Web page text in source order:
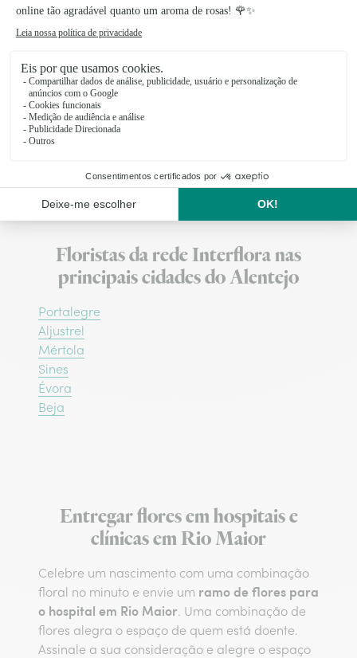
árvores e terras de cultivo são consideradas
uma maravilha da natureza, pois o mar fica a
aldeia de ruas de pedra e casas de madeira,
junto à qual se destacam uns curiosos tanques
de formas e dimensões irregulares, que a partir
da primavera se enchem de água salgada
dando origem às pirâmides de sal branco.
Floristas da rede Interflora nas
principais cidades do Alentejo
Portalegre
Aljustrel
Mértola
Sines
Évora
Beja
Entregar flores em hospitais e
clínicas em Rio Maior
Celebre um nascimento com uma combinação
floral no minuto e envie um ramo de flores para
o hospital em Rio Maior. Uma combinação de
flores alegra o espaço de quem está doente.
Assinale a sua consideração e alegre o espaço